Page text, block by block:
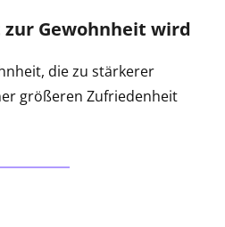
Gewohnheit wird
die zu stärkerer
größeren Zufriedenheit